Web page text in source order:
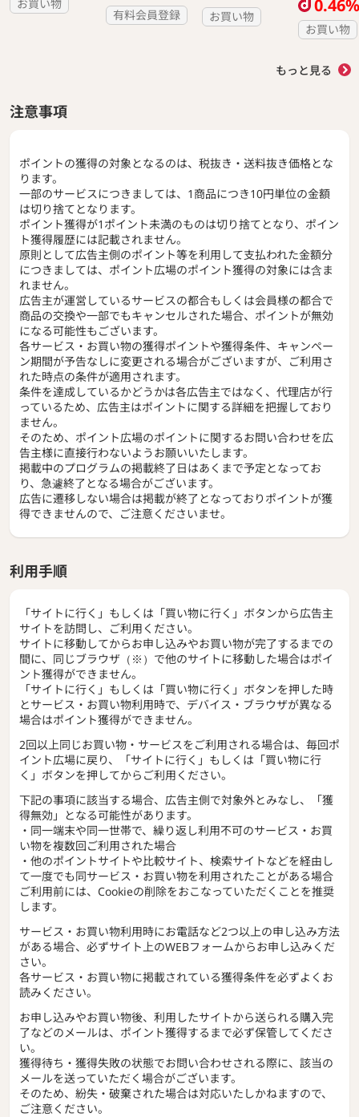
お買い物
有料会員登録 お買い物
0.46%
お買い物
もっと見る
注意事項
ポイントの獲得の対象となるのは、税抜き・送料抜き価格とな
ります。
一部のサービスにつきましては、1商品につき10円単位の金額
は切り捨てとなります。
ポイント獲得が1ポイント未満のものは切り捨てとなり、ポイン
ト獲得履歴には記載されません。
原則として広告主側のポイント等を利用して支払われた金額分
につきましては、ポイント広場のポイント獲得の対象には含ま
れません。
広告主が運営しているサービスの都合もしくは会員様の都合で
商品の交換や一部でもキャンセルされた場合、ポイントが無効
になる可能性もございます。
各サービス・お買い物の獲得ポイントや獲得条件、キャンペー
ン期間が予告なしに変更される場合がございますが、ご利用さ
れた時点の条件が適用されます。
条件を達成しているかどうかは各広告主ではなく、代理店が行
っているため、広告主はポイントに関する詳細を把握しており
ません。
そのため、ポイント広場のポイントに関するお問い合わせを広
告主様に直接行わないようお願いいたします。
掲載中のプログラムの掲載終了日はあくまで予定となってお
り、急遽終了となる場合がございます。
広告に遷移しない場合は掲載が終了となっておりポイントが獲
得できませんので、ご注意くださいませ。
利用手順
「サイトに行く」もしくは「買い物に行く」ボタンから広告主
サイトを訪問し、ご利用ください。
サイトに移動してからお申し込みやお買い物が完了するまでの
間に、同じブラウザ（※）で他のサイトに移動した場合はポイ
ント獲得ができません。
「サイトに行く」もしくは「買い物に行く」ボタンを押した時
とサービス・お買い物利用時で、デバイス・ブラウザが異なる
場合はポイント獲得ができません。
2回以上同じお買い物・サービスをご利用される場合は、毎回ポ
イント広場に戻り、「サイトに行く」もしくは「買い物に行
く」ボタンを押してからご利用ください。
下記の事項に該当する場合、広告主側で対象外とみなし、「獲
得無効」となる可能性があります。
・同一端末や同一世帯で、繰り返し利用不可のサービス・お買
い物を複数回ご利用された場合
・他のポイントサイトや比較サイト、検索サイトなどを経由し
て一度でも同サービス・お買い物を利用されたことがある場合
ご利用前には、Cookieの削除をおこなっていただくことを推奨
します。
サービス・お買い物利用時にお電話など2つ以上の申し込み方法
がある場合、必ずサイト上のWEBフォームからお申し込みくだ
さい。
各サービス・お買い物に掲載されている獲得条件を必ずよくお
読みください。
お申し込みやお買い物後、利用したサイトから送られる購入完
了などのメールは、ポイント獲得するまで必ず保管してくださ
い。
獲得待ち・獲得失敗の状態でお問い合わせされる際に、該当の
メールを送っていただく場合がございます。
そのため、紛失・破棄された場合は対応いたしかねますので、
ご注意ください。